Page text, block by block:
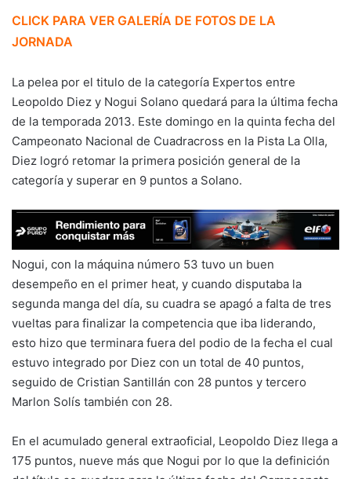
CLICK PARA VER GALERÍA DE FOTOS DE LA
JORNADA
La pelea por el titulo de la categoría Expertos entre
Leopoldo Diez y Nogui Solano quedará para la última fecha
de la temporada 2013. Este domingo en la quinta fecha del
Campeonato Nacional de Cuadracross en la Pista La Olla,
Diez logró retomar la primera posición general de la
categoría y superar en 9 puntos a Solano.
Nogui, con la máquina número 53 tuvo un buen
desempeño en el primer heat, y cuando disputaba la
segunda manga del día, su cuadra se apagó a falta de tres
vueltas para finalizar la competencia que iba liderando,
esto hizo que terminara fuera del podio de la fecha el cual
estuvo integrado por Diez con un total de 40 puntos,
seguido de Cristian Santillán con 28 puntos y tercero
Marlon Solís también con 28.
En el acumulado general extraoficial, Leopoldo Diez llega a
175 puntos, nueve más que Nogui por lo que la definición